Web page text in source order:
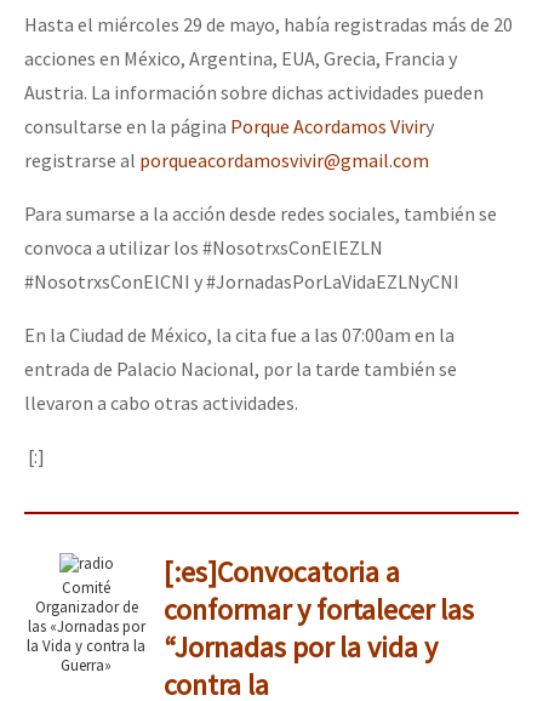
Hasta el miércoles 29 de mayo, había registradas más de 20
acciones en México, Argentina, EUA, Grecia, Francia y
Austria. La información sobre dichas actividades pueden
consultarse en la página Porque Acordamos Viviry
registrarse al porqueacordamosvivir@gmail.com
Para sumarse a la acción desde redes sociales, también se
convoca a utilizar los #NosotrxsConElEZLN
#NosotrxsConElCNI y #JornadasPorLaVidaEZLNyCNI
En la Ciudad de México, la cita fue a las 07:00am en la
entrada de Palacio Nacional, por la tarde también se
llevaron a cabo otras actividades.
[:]
Comité
Organizador de
las «Jornadas por
la Vida y contra la
Guerra»
[:es]Convocatoria a
conformar y fortalecer las
“Jornadas por la vida y
contra la